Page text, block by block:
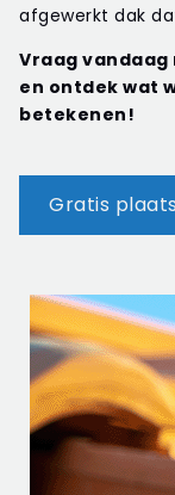
afgewerkt dak
Vraag vandaag
en ontdek wat
betekenen!
Gratis